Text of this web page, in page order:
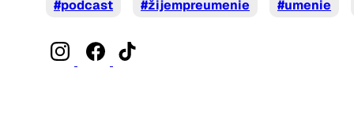
#podcast #žijempreumenie #umenie